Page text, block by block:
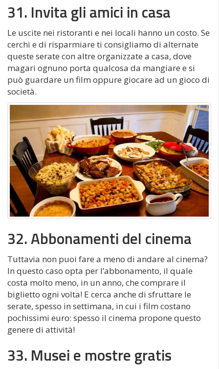
31. Invita gli amici in casa
Le uscite nei ristoranti e nei locali hanno un costo. Se
cerchi e di risparmiare ti consigliamo di alternate
queste serate con altre organizzate a casa, dove
magari ognuno porta qualcosa da mangiare e si
può guardare un film oppure giocare ad un gioco di
società.
32. Abbonamenti del cinema
Tuttavia non puoi fare a meno di andare al cinema?
In questo caso opta per l’abbonamento, il quale
costa molto meno, in un anno, che comprare il
biglietto ogni volta! E cerca anche di sfruttare le
serate, spesso in settimana, in cui i film costano
pochissimi euro: spesso il cinema propone questo
genere di attività!
33. Musei e mostre gratis